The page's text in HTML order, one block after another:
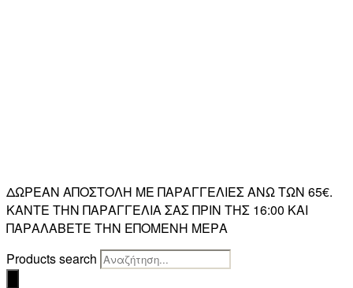
ΔΩΡΕΑΝ ΑΠΟΣΤΟΛΗ ΜΕ ΠΑΡΑΓΓΕΛΙΕΣ ΑΝΩ ΤΩΝ 65€.
ΚΑΝΤΕ ΤΗΝ ΠΑΡΑΓΓΕΛΙΑ ΣΑΣ ΠΡΙΝ ΤΗΣ 16:00 ΚΑΙ
ΠΑΡΑΛΑΒΕΤΕ ΤΗΝ ΕΠΟΜΕΝΗ ΜΕΡΑ
Products search